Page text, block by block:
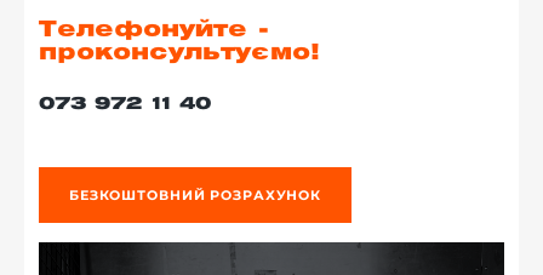
Телефонуйте -
проконсультуємо!
073 972 11 40
БЕЗКОШТОВНИЙ РОЗРАХУНОК